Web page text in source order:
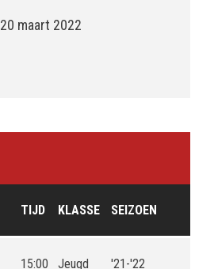
20 maart 2022
TIJD KLASSE SEIZOEN
15:00 Jeugd '21-'22